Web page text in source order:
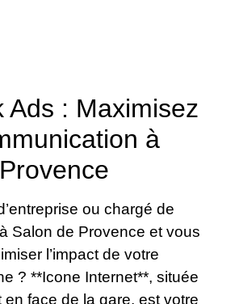
Ads : Maximisez
à
ou chargé de
Salon de Provence et vous
l’impact de votre
? **Icone Internet**, située
face de la gare, est votre